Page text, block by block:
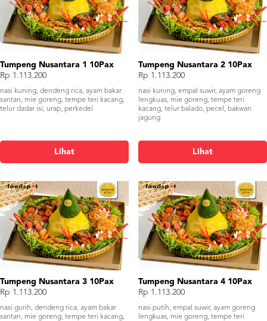
Tumpeng Nusantara 1 10Pax
Rp 1.113.200
nasi kuning, dendeng rica, ayam bakar
santan, mie goreng, tempe teri kacang,
telur dadar isi, urap, perkedel
Lihat
Tumpeng Nusantara 2 10Pax
Rp 1.113.200
nasi kuning, empal suwir, ayam goreng
lengkuas, mie goreng, tempe teri
kacang, telur balado, pecel, bakwan
jagung
Lihat
Tumpeng Nusantara 3 10Pax
Rp 1.113.200
nasi gurih, dendeng rica, ayam bakar
santan, mie goreng, tempe teri kacang,
Tumpeng Nusantara 4 10Pax
Rp 1.113.200
nasi putih, empal suwir, ayam goreng
lengkuas, mie goreng, tempe teri